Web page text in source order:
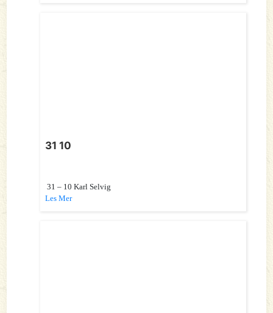
31 10
31 – 10 Karl Selvig
Les Mer